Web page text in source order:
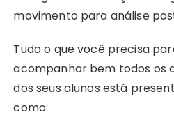
movimento para análise
Tudo o que você precisa
acompanhar bem todos os
dos seus alunos está
como: